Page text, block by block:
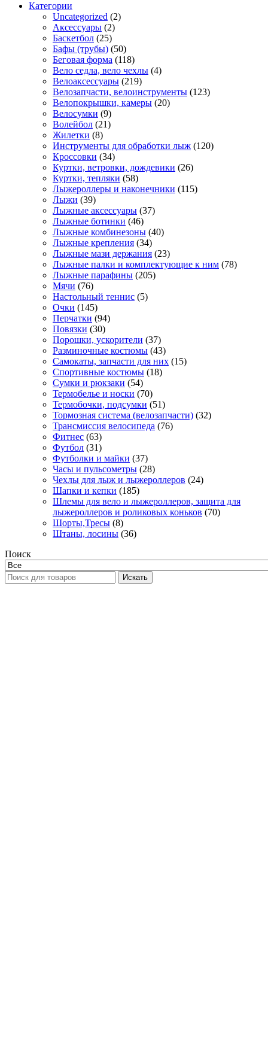
Категории
Uncategorized (2)
Аксессуары (2)
Баскетбол (25)
Бафы (трубы) (50)
Беговая форма (118)
Вело седла, вело чехлы (4)
Велоаксессуары (219)
Велозапчасти, велоинструменты (123)
Велопокрышки, камеры (20)
Велосумки (9)
Волейбол (21)
Жилетки (8)
Инструменты для обработки лыж (120)
Кроссовки (34)
Куртки, ветровки, дождевики (26)
Куртки, тепляки (58)
Лыжероллеры и наконечники (115)
Лыжи (39)
Лыжные аксессуары (37)
Лыжные ботинки (46)
Лыжные комбинезоны (40)
Лыжные крепления (34)
Лыжные мази держания (23)
Лыжные палки и комплектующие к ним (78)
Лыжные парафины (205)
Мячи (76)
Настольный теннис (5)
Очки (145)
Перчатки (94)
Повязки (30)
Порошки, ускорители (37)
Разминочные костюмы (43)
Самокаты, запчасти для них (15)
Спортивные костюмы (18)
Сумки и рюкзаки (54)
Термобелье и носки (70)
Термобочки, подсумки (51)
Тормозная система (велозапчасти) (32)
Трансмиссия велосипеда (76)
Фитнес (63)
Футбол (31)
Футболки и майки (37)
Часы и пульсометры (28)
Чехлы для лыж и лыжероллеров (24)
Шапки и кепки (185)
Шлемы для вело и лыжероллеров, защита для
лыжероллеров и роликовых коньков (70)
Шорты,Тресы (8)
Штаны, лосины (36)
Поиск
Искать